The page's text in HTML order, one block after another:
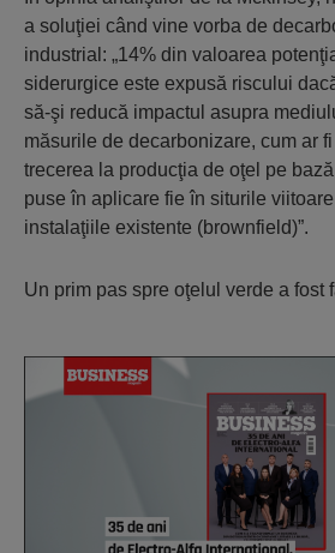
a soluţiei când vine vorba de
industrial: „14% din valoarea
siderurgice este expusă riscului
să-şi reducă impactul asupra
măsurile de decarbonizare, cum ar
trecerea la producţia de oţel pe
puse în aplicare fie în siturile
instalaţiile existente (brownfield)”.
Un prim pas spre oţelul verde a fost